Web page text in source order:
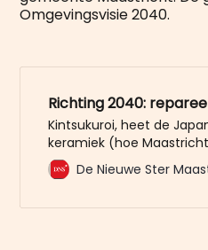
Omgevingsvisie 2040.
Richting 2040:
Kintsukuroi, heet de
keramiek (hoe
repareren met goud of
gebroken en
symbool voor hoe je
De Nieuwe Ster